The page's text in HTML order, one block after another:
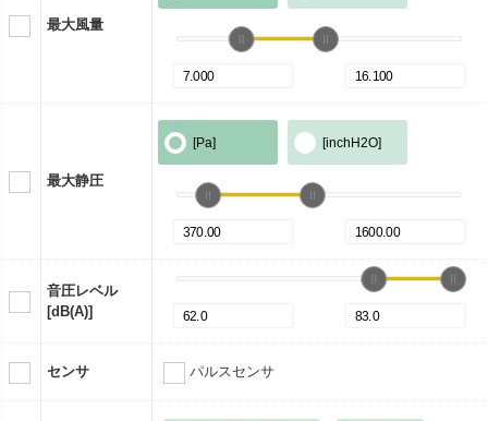
最大風量
最大静圧
[Pa] [inchH2O]
音圧レベル
[dB(A)]
センサ パルスセンサ